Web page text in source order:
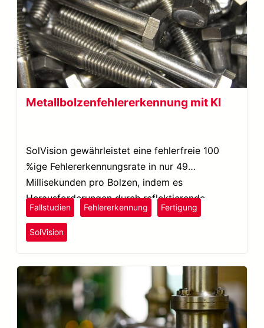
Metallbolzenfehlererkennung mit KI
SolVision gewährleistet eine fehlerfreie 100
%ige Fehlererkennungsrate in nur 49
Millisekunden pro Bolzen, indem es
Herausforderungen durch reflektierende
Oberflächen angeht und falsch-negative
Ergebnisse ausschließt.
Fallstudien Fehlererkennung Fertigung
SolVision